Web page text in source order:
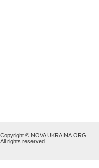
Copyright © NOVA UKRAINA.ORG
All rights reserved.